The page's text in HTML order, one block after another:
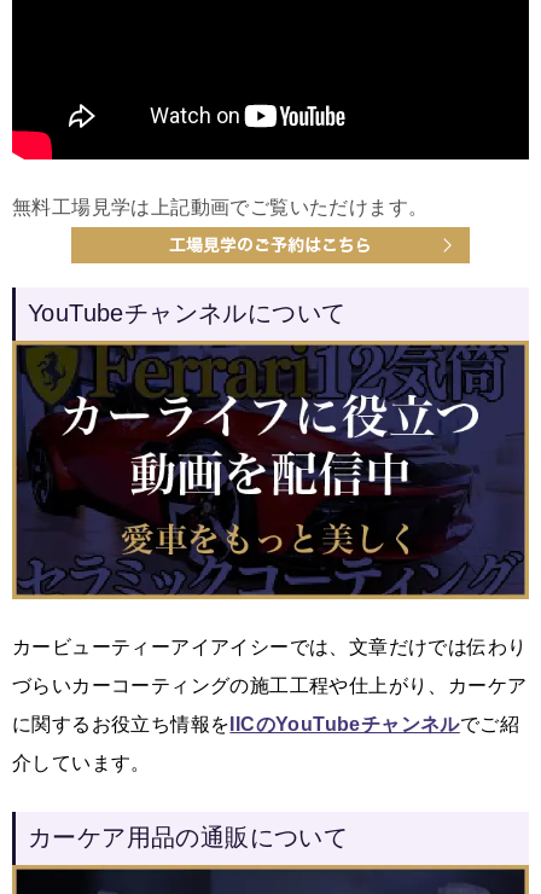
無料工場見学は上記動画でご覧いただけます。
YouTubeチャンネルについて
カービューティーアイアイシーでは、文章だけでは伝わり
づらいカーコーティングの施工工程や仕上がり、カーケア
に関するお役立ち情報を IICのYouTubeチャンネルでご紹
介しています。
カーケア用品の通販について